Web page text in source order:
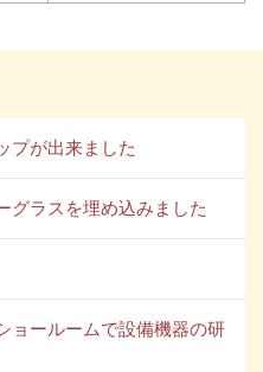
プが出来ました
グラスを埋め込みました
ョールームで設備機器の研